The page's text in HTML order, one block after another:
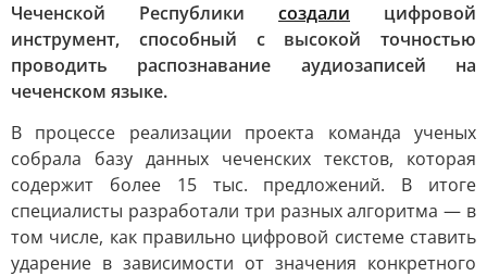
Чеченской Республики создали цифровой
инструмент, способный с высокой точностью
проводить распознавание аудиозаписей на
чеченском языке.
В процессе реализации проекта команда ученых
собрала базу данных чеченских текстов, которая
содержит более 15 тыс. предложений. В итоге
специалисты разработали три разных алгоритма — в
том числе, как правильно цифровой системе ставить
ударение в зависимости от значения конкретного